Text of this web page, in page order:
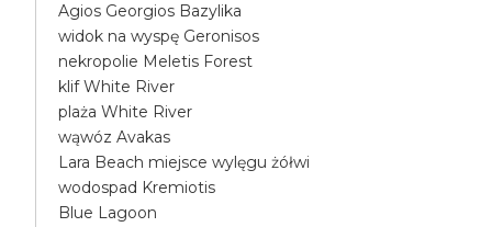
Agios Georgios Bazylika
widok na wyspę Geronisos
nekropolie Meletis Forest
klif White River
plaża White River
wąwóz Avakas
Lara Beach miejsce wylęgu żółwi
wodospad Kremiotis
Blue Lagoon